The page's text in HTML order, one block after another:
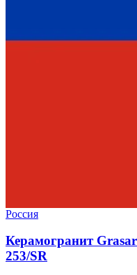
Россия
Керамогранит
253/SR